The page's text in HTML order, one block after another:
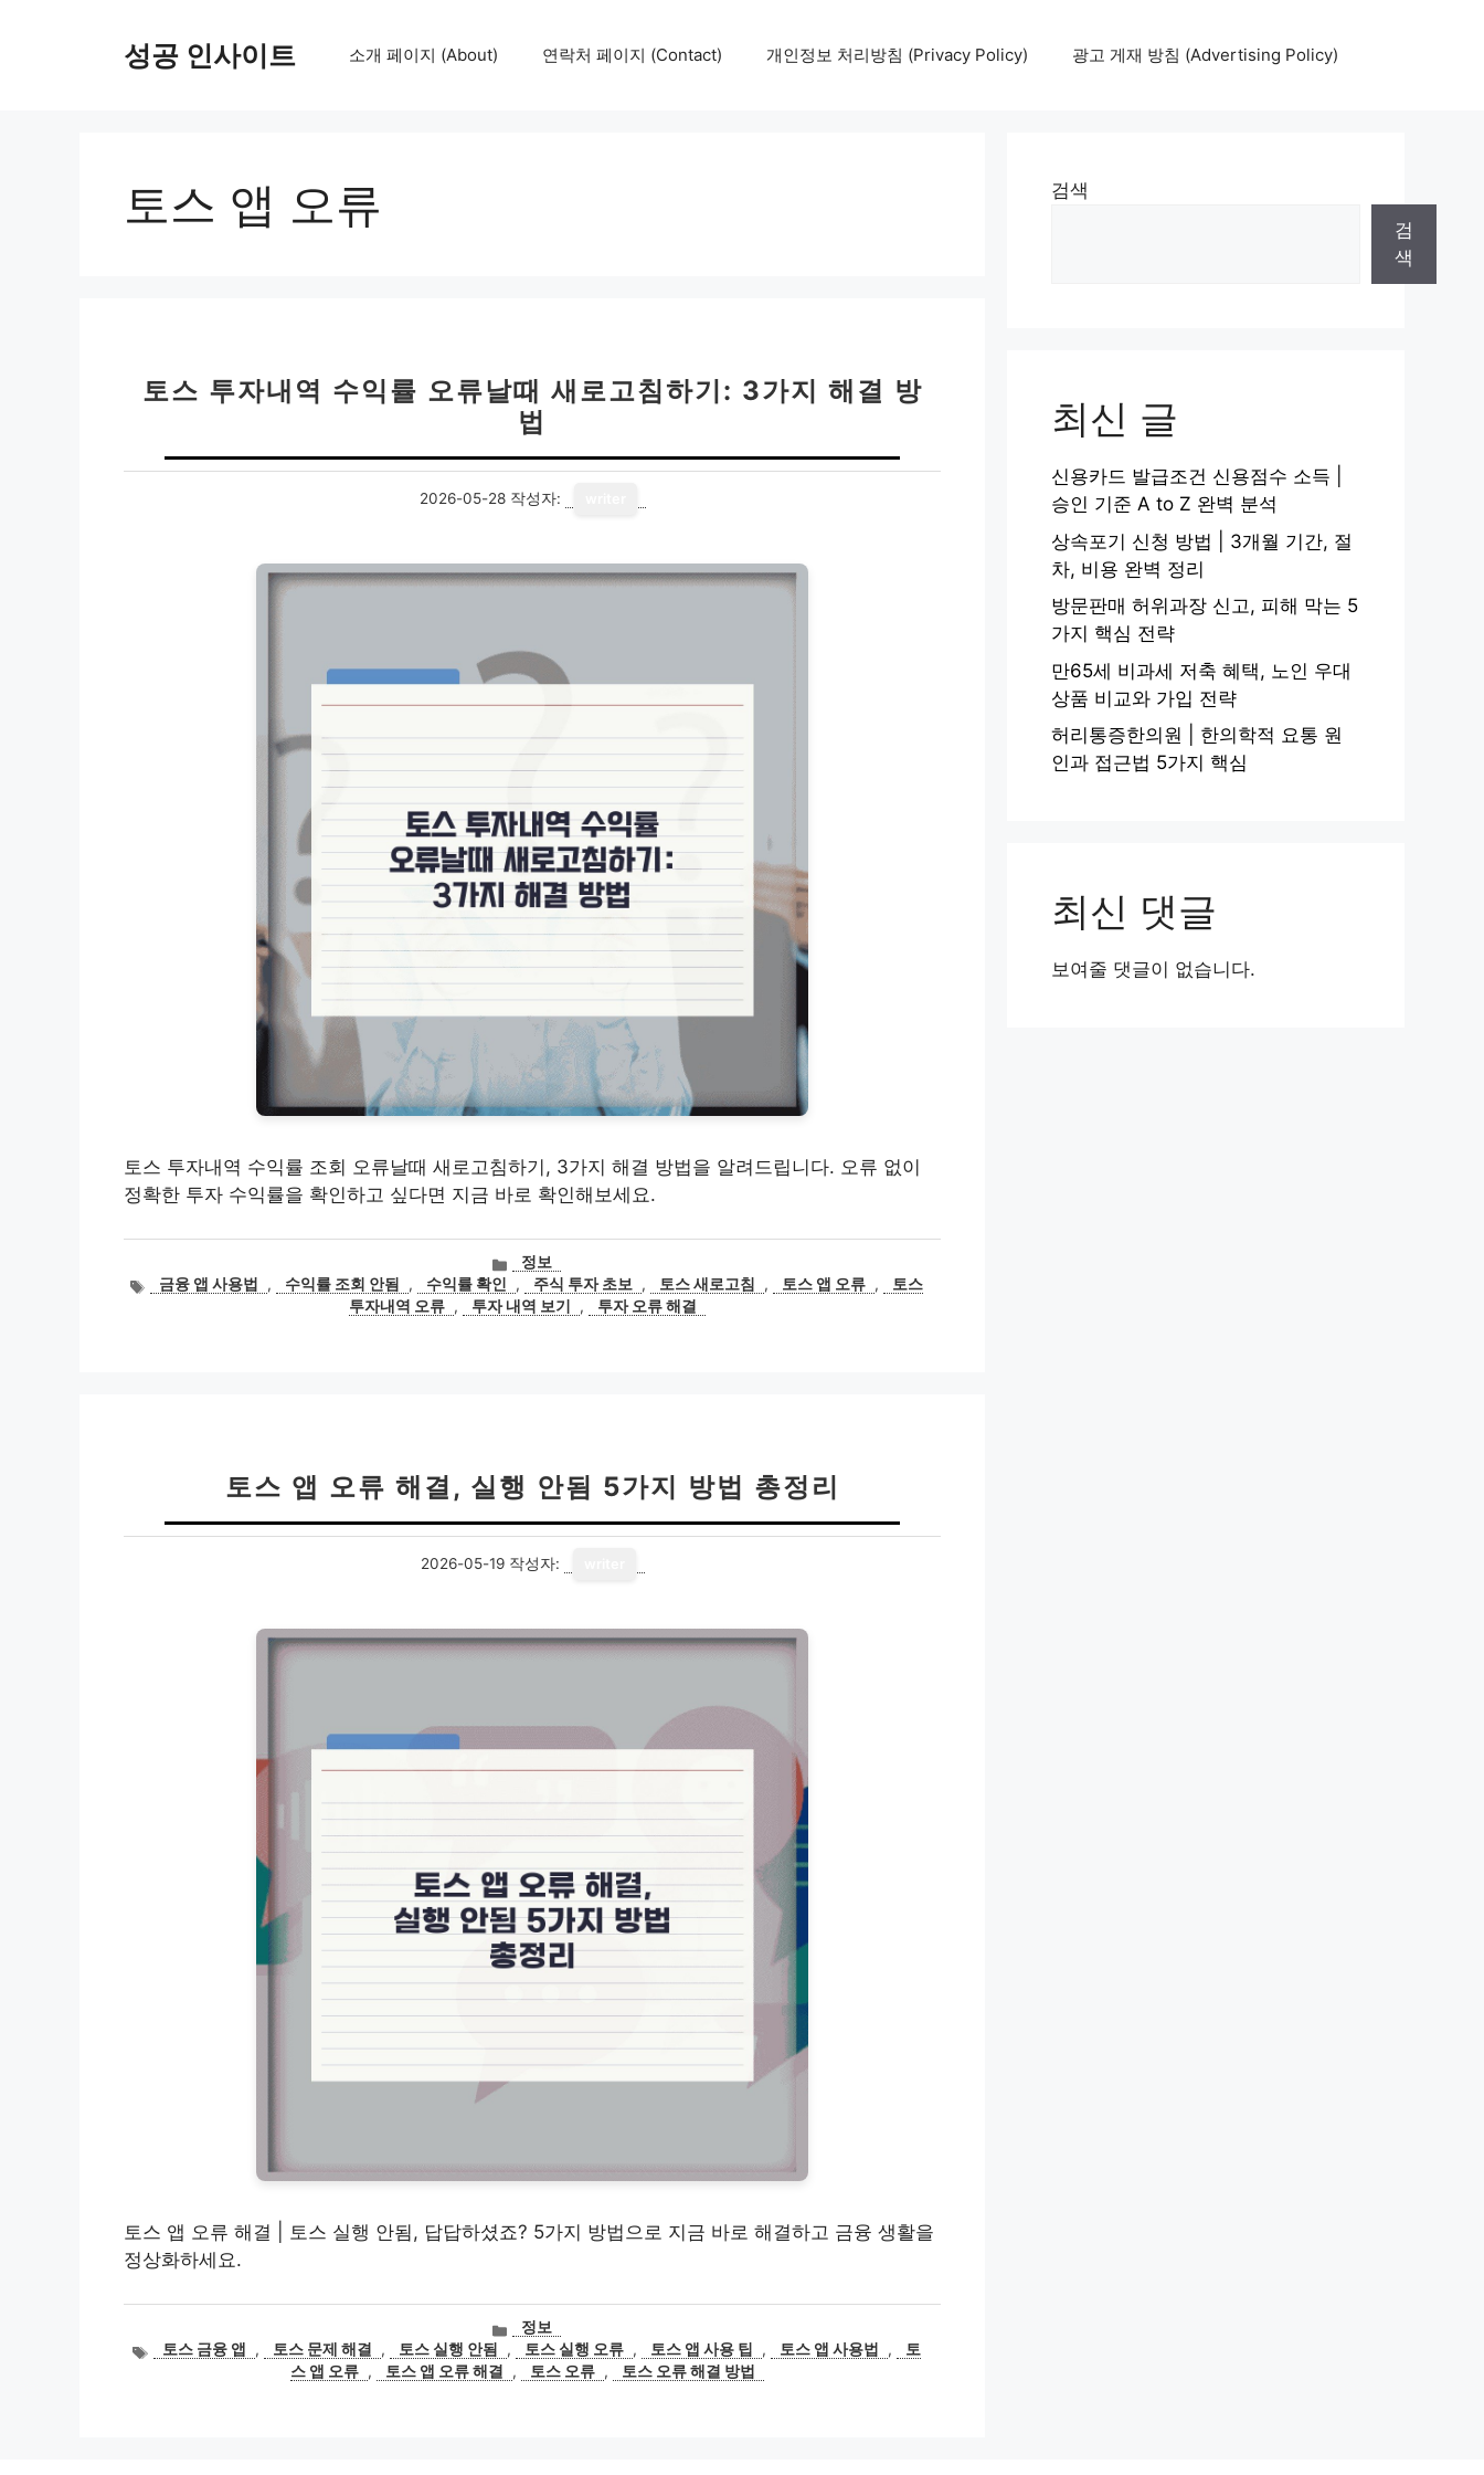
성공 인사이트 소개 페이지 (About) 연락처 페이지 (Contact) 개인정보 처리방침 (Privacy Policy) 광고 게재 방침 (Advertising Policy)
토스 앱 오류
토스 투자내역 수익률 오류날때 새로고침하기: 3가지 해결 방
법
2026-05-28 작성자:
토스 투자내역 수익률 조회 오류날때 새로고침하기, 3가지 해결 방법을 알려드립니다. 오류 없이
정확한 투자 수익률을 확인하고 싶다면 지금 바로 확인해보세요.
카
고
정보
태금융 앱 사용법 , 수익률 조회 안됨 , 수익률 확인 , 주식 투자 초보 , 토스 새로고침 , 토스 앱 오류 ,
토스
투자내역 오류 , 투자 내역 보기 , 투자 오류 해결
토스 앱 오류 해결, 실행 안됨 5가지 방법 총정리
2026-05-19 작성자:
토스 앱 오류 해결 | 토스 실행 안됨, 답답하셨죠? 5가지 방법으로 지금 바로 해결하고 금융 생활을
정상화하세요.
카
테
고
정보
태토스 금융 앱 , 토스 문제 해결 , 토스 실행 안됨 , 토스 실행 오류 , 토스 앱 사용 팁 , 토스 앱 사용법 ,
토
스 앱 오류 , 토스 앱 오류 해결 , 토스 오류 , 토스 오류 해결 방법
검색
검
색
최신 글
신용카드 발급조건 신용점수 소득 |
승인 기준 A to Z 완벽 분석
상속포기 신청 방법 | 3개월 기간, 절
차, 비용 완벽 정리
방문판매 허위과장 신고, 피해 막는 5
가지 핵심 전략
만65세 비과세 저축 혜택, 노인 우대
상품 비교와 가입 전략
허리통증한의원 | 한의학적 요통 원
인과 접근법 5가지 핵심
최신 댓글
보여줄 댓글이 없습니다.